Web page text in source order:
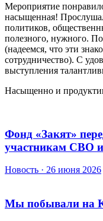
Мероприятие
насыщенная!
политиков,
полезного, нужного.
(надеемся, что эти
сотрудничество). С
выступления
Насыщенно и
Фонд «Закят»
участникам СВО
Новость · 26 июня 2026
Мы побывали на